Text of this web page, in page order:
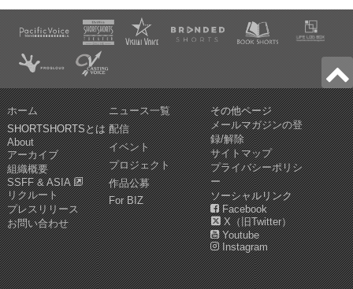
ホーム
SHORTSHORTSとは
About
アーカイブ
組織概要
SSFF & ASIA
リクルート
プレスリリース
お問い合わせ
ニュース一覧
配信
イベント
プロジェクト
作品公募
For BIZ
その他ページ
メールマガジンの登
録/解除
サイトマップ
プライバシーポリシ
ー
ソーシャルリンク
Facebook
X（旧Twitter）
Youtube
Instagram